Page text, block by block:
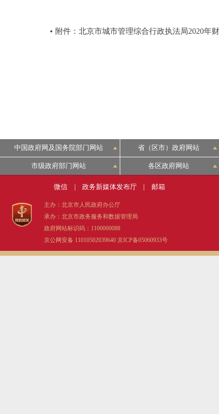
附件：北京市城市管理综合行政执法局2020年
中国政府网及国务院部门网站 省（区市）政府网站
市级政府部门网站 各区政府网站
微信 政务新媒体发布厅 邮箱
主办：北京市人民政府办公厅
承办：北京市政务服务和数据管理局
政府网站标识码：1100000088
京公网安备 11010502039640 京ICP备05060933号